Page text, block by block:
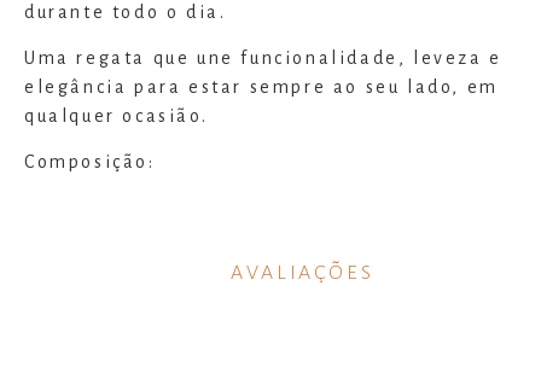
durante todo o dia.
Uma regata que une funcionalidade, leveza e
elegância para estar sempre ao seu lado, em
qualquer ocasião.
Composição:
AVALIAÇÕES